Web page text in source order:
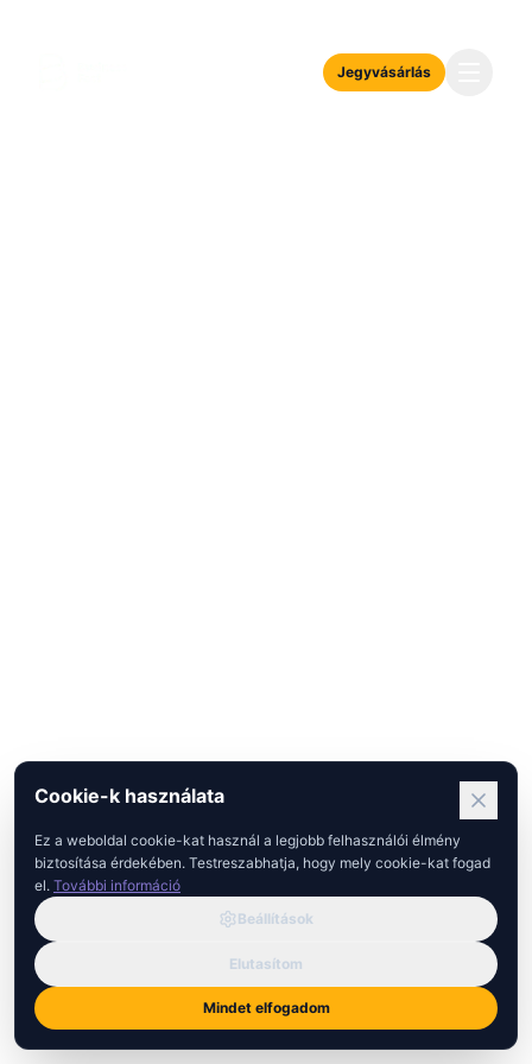
Jegyvásárlás
Cookie-k használata
Ez a weboldal cookie-kat használ a legjobb felhasználói élmény
biztosítása érdekében. Testreszabhatja, hogy mely cookie-kat fogad
el. További információ
Beállítások
Elutasítom
Mindet elfogadom